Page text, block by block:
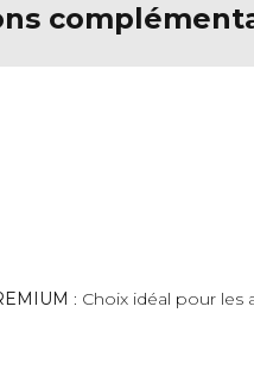
: Choix idéal pour